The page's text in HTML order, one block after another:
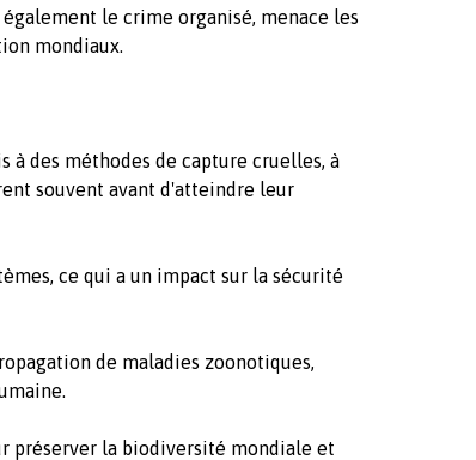
le crime organisé, menace les
mondiaux.
à des méthodes de capture cruelles, à
souvent avant d'atteindre leur
ce qui a un impact sur la sécurité
de maladies zoonotiques,
préserver la biodiversité mondiale et